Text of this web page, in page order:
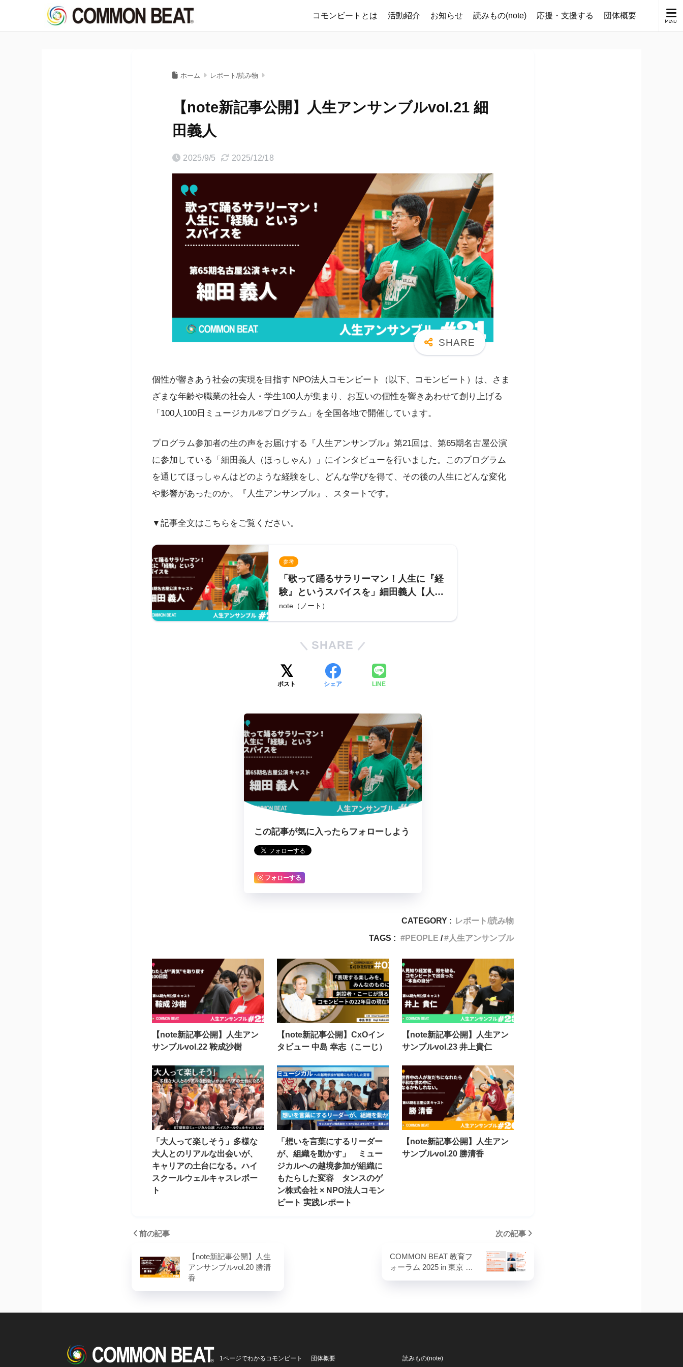
コモンビートとは 活動紹介 お知らせ 読みもの(note) 応援・支援する 団体概要
ホーム レポート/読み物
【note新記事公開】人生アンサンブルvol.21 細
田義人
2025/9/5 2025/12/18
個性が響きあう社会の実現を目指す NPO法人コモンビート（以下、コモンビート）は、さま
ざまな年齢や職業の社会人・学生100人が集まり、お互いの個性を響きあわせて創り上げる
「100人100日ミュージカル®プログラム」を全国各地で開催しています。
プログラム参加者の生の声をお届けする『人生アンサンブル』第21回は、第65期名古屋公演
に参加している「細田義人（ほっしゃん）」にインタビューを行いました。このプログラム
を通じてほっしゃんはどのような経験をし、どんな学びを得て、その後の人生にどんな変化
や影響があったのか。『人生アンサンブル』、スタートです。
▼記事全文はこちらをご覧ください。
参考
「歌って踊るサラリーマン！人生に『経
験』というスパイスを」細田義人【人生
アンサンブルvol.21】｜NPO法人コモン
note（ノート）
SHARE
ポスト シェア LINE
この記事が気に入ったらフォローしよう
フォローする
CATEGORY : レポート/読み物
TAGS :
PEOPLE 人生アンサンブル
【note新記事公開】人生アン
サンブルvol.22 鞍成沙樹
【note新記事公開】CxOイン
タビュー 中島 幸志（こーじ）
【note新記事公開】人生アン
サンブルvol.23 井上貴仁
「大人って楽しそう」多様な
大人とのリアルな出会いが、
キャリアの土台になる。ハイ
スクールウェルキャスレポー
ト
「想いを言葉にするリーダー
が、組織を動かす」 ミュー
ジカルへの越境参加が組織に
もたらした変容 タンスのゲ
ン株式会社 × NPO法人コモン
ビート 実践レポート
【note新記事公開】人生アン
サンブルvol.20 勝清香
前の記事
【note新記事公開】人生
アンサンブルvol.20 勝清
香
次の記事
COMMON BEAT 教育フ
ォーラム 2025 in 東京 …
1ページでわかるコモンビート 団体概要 読みもの(note)